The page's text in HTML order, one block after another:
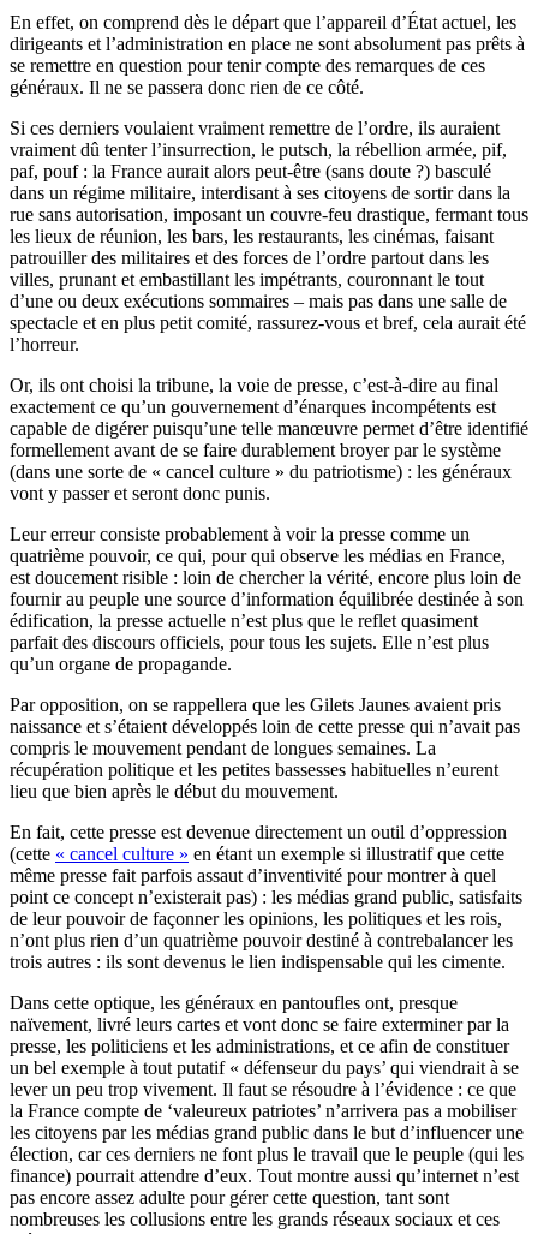
En effet, on comprend dès le départ que l’appareil d’État actuel, les
dirigeants et l’administration en place ne sont absolument pas prêts à
se remettre en question pour tenir compte des remarques de ces
généraux. Il ne se passera donc rien de ce côté.
Si ces derniers voulaient vraiment remettre de l’ordre, ils auraient
vraiment dû tenter l’insurrection, le putsch, la rébellion armée, pif,
paf, pouf : la France aurait alors peut-être (sans doute ?) basculé
dans un régime militaire, interdisant à ses citoyens de sortir dans la
rue sans autorisation, imposant un couvre-feu drastique, fermant tous
les lieux de réunion, les bars, les restaurants, les cinémas, faisant
patrouiller des militaires et des forces de l’ordre partout dans les
villes, prunant et embastillant les impétrants, couronnant le tout
d’une ou deux exécutions sommaires – mais pas dans une salle de
spectacle et en plus petit comité, rassurez-vous et bref, cela aurait été
l’horreur.
Or, ils ont choisi la tribune, la voie de presse, c’est-à-dire au final
exactement ce qu’un gouvernement d’énarques incompétents est
capable de digérer puisqu’une telle manœuvre permet d’être identifié
formellement avant de se faire durablement broyer par le système
(dans une sorte de « cancel culture » du patriotisme) : les généraux
vont y passer et seront donc punis.
Leur erreur consiste probablement à voir la presse comme un
quatrième pouvoir, ce qui, pour qui observe les médias en France,
est doucement risible : loin de chercher la vérité, encore plus loin de
fournir au peuple une source d’information équilibrée destinée à son
édification, la presse actuelle n’est plus que le reflet quasiment
parfait des discours officiels, pour tous les sujets. Elle n’est plus
qu’un organe de propagande.
Par opposition, on se rappellera que les Gilets Jaunes avaient pris
naissance et s’étaient développés loin de cette presse qui n’avait pas
compris le mouvement pendant de longues semaines. La
récupération politique et les petites bassesses habituelles n’eurent
lieu que bien après le début du mouvement.
En fait, cette presse est devenue directement un outil d’oppression
(cette « cancel culture » en étant un exemple si illustratif que cette
même presse fait parfois assaut d’inventivité pour montrer à quel
point ce concept n’existerait pas) : les médias grand public, satisfaits
de leur pouvoir de façonner les opinions, les politiques et les rois,
n’ont plus rien d’un quatrième pouvoir destiné à contrebalancer les
trois autres : ils sont devenus le lien indispensable qui les cimente.
Dans cette optique, les généraux en pantoufles ont, presque
naïvement, livré leurs cartes et vont donc se faire exterminer par la
presse, les politiciens et les administrations, et ce afin de constituer
un bel exemple à tout putatif « défenseur du pays’ qui viendrait à se
lever un peu trop vivement. Il faut se résoudre à l’évidence : ce que
la France compte de ‘valeureux patriotes’ n’arrivera pas a mobiliser
les citoyens par les médias grand public dans le but d’influencer une
élection, car ces derniers ne font plus le travail que le peuple (qui les
finance) pourrait attendre d’eux. Tout montre aussi qu’internet n’est
pas encore assez adulte pour gérer cette question, tant sont
nombreuses les collusions entre les grands réseaux sociaux et ces